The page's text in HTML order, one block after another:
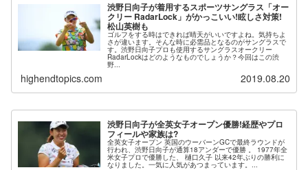
渋野日向子が着用するスポーツサングラス「オー
クリー RadarLock」がかっこいい!眩しさ対策!
松山英樹も
ゴルフをする時はできれば晴天がいいですよね。気持ちよ
さが違います。そんな時に必需品となるのがサングラスで
す。渋野日向子プロも使用するサングラスオークリー
RadarLockはどのようなものでしょうか？今回はこの渋
野...
highendtopics.com 2019.08.20
渋野日向子が全英女子オープン優勝!経歴やプロ
フィールや家族は?
全英女子オープン 英国のウーバーンGCで最終ラウンドが
行われ、渋野日向子が通算18アンダーで優勝 。 1977年全
米女子プロで優勝した、 樋口久子 以来42年ぶりの勝利に
なりました。一気に人気があつまっています。...